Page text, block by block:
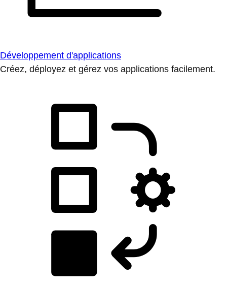
Développement d'applications
Créez, déployez et gérez vos applications facilement.